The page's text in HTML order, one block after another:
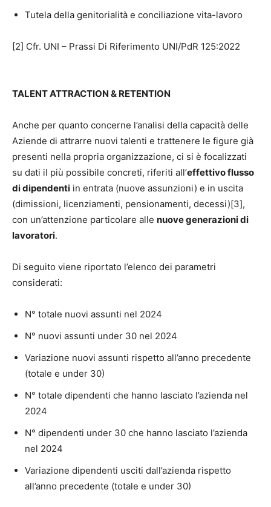
Tutela della genitorialità e conciliazione vita-lavoro
[2] Cfr. UNI – Prassi Di Riferimento UNI/PdR 125:2022
TALENT ATTRACTION & RETENTION
Anche per quanto concerne l’analisi della capacità delle
Aziende di attrarre nuovi talenti e trattenere le figure già
presenti nella propria organizzazione, ci si è focalizzati
su dati il più possibile concreti, riferiti all’effettivo flusso
di dipendenti in entrata (nuove assunzioni) e in uscita
(dimissioni, licenziamenti, pensionamenti, decessi)[3],
con un’attenzione particolare alle nuove generazioni di
lavoratori.
Di seguito viene riportato l’elenco dei parametri
considerati:
N° totale nuovi assunti nel 2024
N° nuovi assunti under 30 nel 2024
Variazione nuovi assunti rispetto all’anno precedente
(totale e under 30)
N° totale dipendenti che hanno lasciato l’azienda nel
2024
N° dipendenti under 30 che hanno lasciato l’azienda
nel 2024
Variazione dipendenti usciti dall’azienda rispetto
all’anno precedente (totale e under 30)